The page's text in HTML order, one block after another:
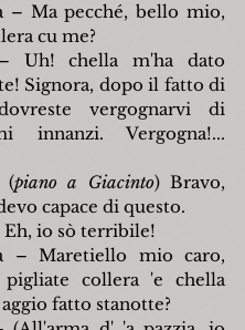
– Ma pecché, bello mio,
cu me?
Uh! chella m'ha dato
Signora, dopo il fatto di
vergognarvi di
innanzi. Vergogna!...
(piano a Giacinto) Bravo,
capace di questo.
io sò terribile!
– Maretiello mio caro,
collera 'e chella
fatto stanotte?